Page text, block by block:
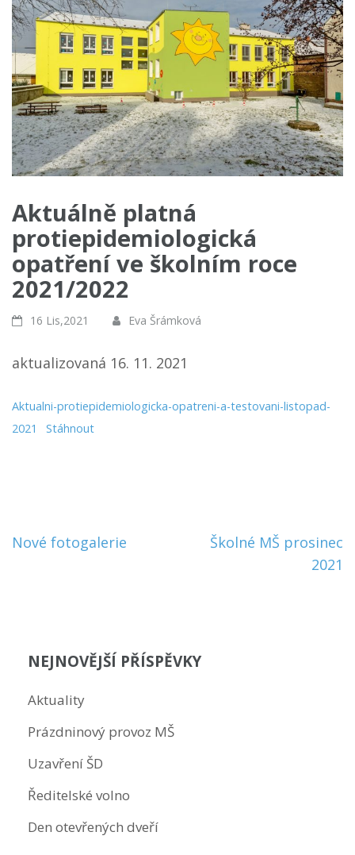
Aktuálně platná
protiepidemiologická
opatření ve školním roce
2021/2022
16 Lis,2021 Eva Šrámková
aktualizovaná 16. 11. 2021
Aktualni-protiepidemiologicka-opatreni-a-testovani-listopad-
2021
Stáhnout
Navigace
Nové fotogalerie
Školné MŠ prosinec
2021
NEJNOVĚJŠÍ PŘÍSPĚVKY
Aktuality
Prázdninový provoz MŠ
Uzavření ŠD
Ředitelské volno
Den otevřených dveří